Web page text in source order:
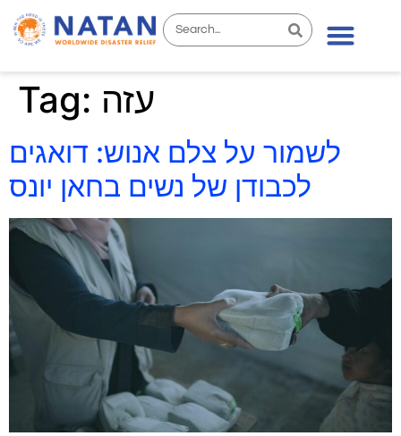
Tag: עזה
לשמור על צלם אנוש: דואגים
לכבודן של נשים בחאן יונס